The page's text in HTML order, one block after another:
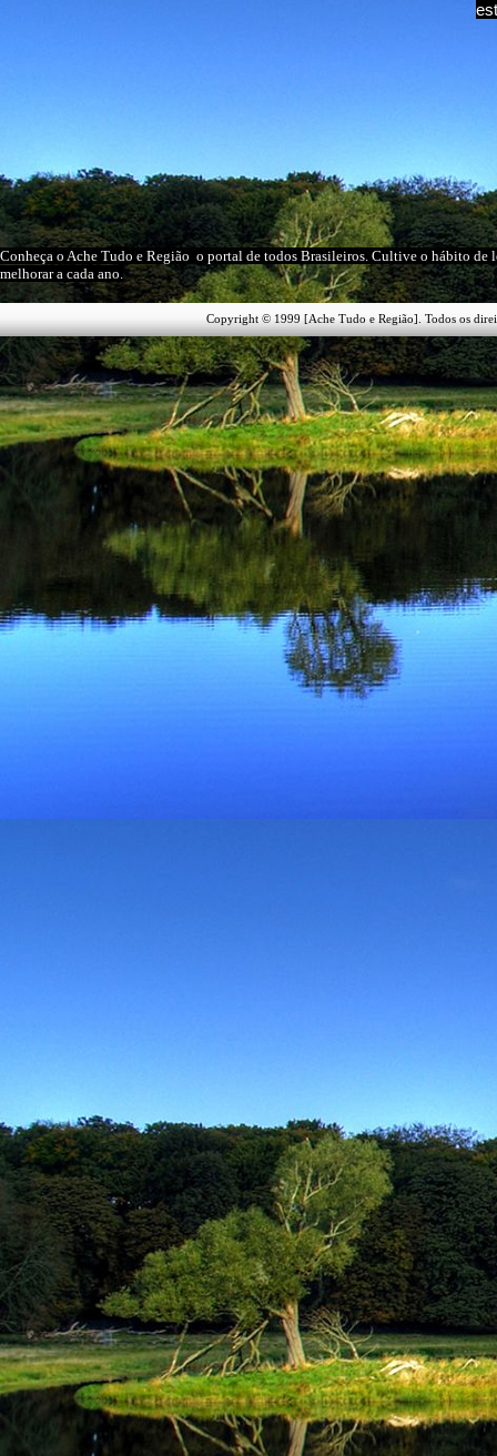
Conheça o Ache Tudo e Região o portal de todos Brasileiros. Cultive o hábito de
melhorar a cada ano.
Copyright © 1999 [Ache Tudo e Região]. Todos os